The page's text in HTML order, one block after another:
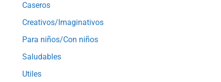
Caseros
Creativos/Imaginativos
Para niños/Con niños
Saludables
Utiles